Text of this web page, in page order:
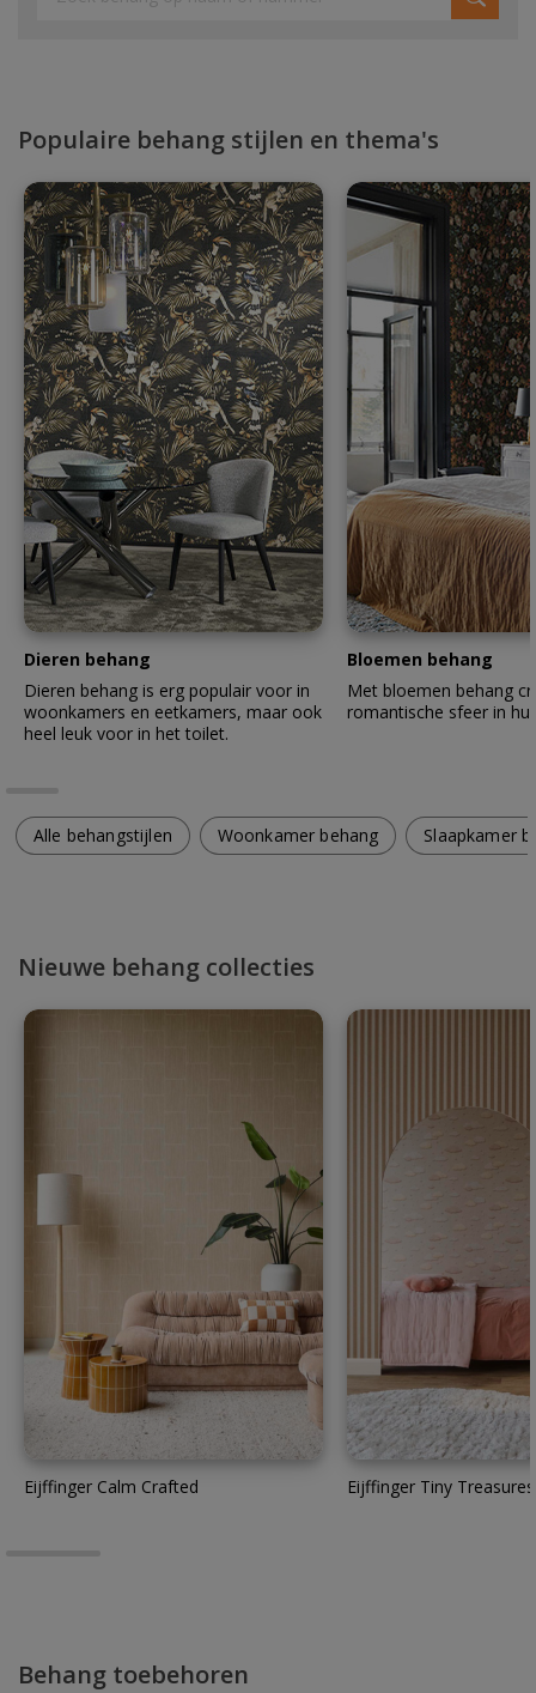
Populaire behang stijlen en thema's
Dieren behang
Dieren behang is erg populair voor in
woonkamers en eetkamers, maar ook
heel leuk voor in het toilet.
Bloemen behang
Met bloemen behang
romantische sfeer in
Alle behangstijlen Woonkamer behang Slaapkamer
Nieuwe behang collecties
Eijffinger Calm Crafted Eijffinger Tiny Treasures
Behang toebehoren